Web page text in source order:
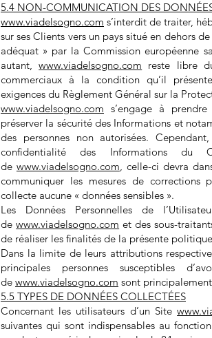
5.4 NON-COMMUNICATION DES
www.viadelsogno.com s’interdit de traiter,
sur ses Clients vers un pays situé en dehors
adéquat » par la Commission européenne
autant,www.viadelsogno.com reste libre
commerciaux à la condition qu’il
exigences du Règlement Général sur la
www.viadelsogno.com s’engage à
préserver la sécurité des Informations et
des personnes non autorisées.
confidentialité des Informations
de www.viadelsogno.com, celle-ci devra
communiquer les mesures de corrections
collecte aucune « données sensibles ».
Les Données Personnelles de
dewww.viadelsogno.com et des sous-
de réaliser les finalités de la présente
Dans la limite de leurs attributions
principales personnes susceptibles
de www.viadelsogno.com sont
5.5 TYPES DE DONNÉES COLLECTÉES
Concernant les utilisateurs d’un Site
suivantes qui sont indispensables au